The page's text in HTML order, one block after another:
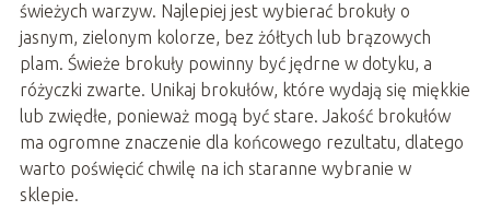
świeżych warzyw. Najlepiej jest wybierać brokuły o
jasnym, zielonym kolorze, bez żółtych lub brązowych
plam. Świeże brokuły powinny być jędrne w dotyku, a
różyczki zwarte. Unikaj brokułów, które wydają się miękkie
lub zwiędłe, ponieważ mogą być stare. Jakość brokułów
ma ogromne znaczenie dla końcowego rezultatu, dlatego
warto poświęcić chwilę na ich staranne wybranie w
sklepie.